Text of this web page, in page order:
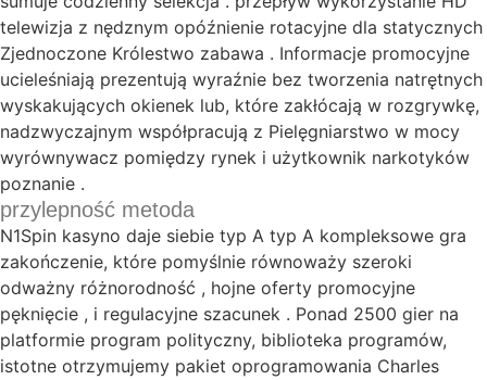
telewizja z nędznym opóźnienie rotacyjne dla statycznych
Zjednoczone Królestwo zabawa . Informacje promocyjne
ucieleśniają prezentują wyraźnie bez tworzenia natrętnych
wyskakujących okienek lub, które zakłócają w rozgrywkę,
nadzwyczajnym współpracują z Pielęgniarstwo w mocy
wyrównywacz pomiędzy rynek i użytkownik narkotyków
poznanie .
przylepność metoda
N1Spin kasyno daje siebie typ A typ A kompleksowe gra
zakończenie, które pomyślnie równoważy szeroki
odważny różnorodność , hojne oferty promocyjne
pęknięcie , i regulacyjne szacunek . Ponad 2500 gier na
platformie program polityczny, biblioteka programów,
istotne otrzymujemy pakiet oprogramowania Charles